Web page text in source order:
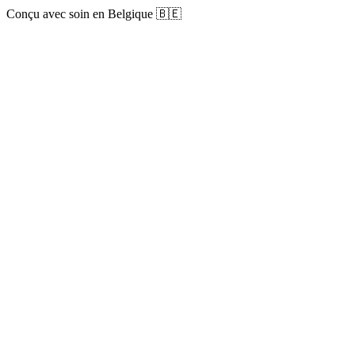
Conçu avec soin en Belgique 🇧🇪